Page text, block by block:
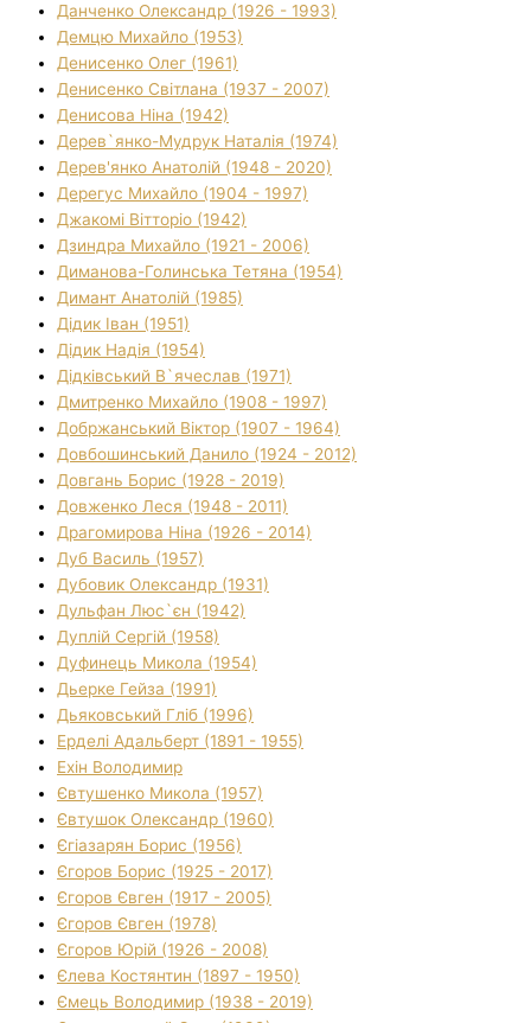
Данченко Олександр (1926 - 1993)
Демцю Михайло (1953)
Денисенко Олег (1961)
Денисенко Світлана (1937 - 2007)
Денисова Ніна (1942)
Дерев`янко-Мудрук Наталія (1974)
Дерев'янко Анатолій (1948 - 2020)
Дерегус Михайло (1904 - 1997)
Джакомі Вітторіо (1942)
Дзиндра Михайло (1921 - 2006)
Диманова-Голинська Тетяна (1954)
Димант Анатолій (1985)
Дідик Іван (1951)
Дідик Надія (1954)
Дідківський В`ячеслав (1971)
Дмитренко Михайло (1908 - 1997)
Добржанський Віктор (1907 - 1964)
Довбошинський Данило (1924 - 2012)
Довгань Борис (1928 - 2019)
Довженко Леся (1948 - 2011)
Драгомирова Ніна (1926 - 2014)
Дуб Василь (1957)
Дубовик Олександр (1931)
Дульфан Люс`єн (1942)
Дуплій Сергій (1958)
Дуфинець Микола (1954)
Дьерке Гейза (1991)
Дьяковський Гліб (1996)
Ерделі Адальберт (1891 - 1955)
Ехін Володимир
Євтушенко Микола (1957)
Євтушок Олександр (1960)
Єгіазарян Борис (1956)
Єгоров Борис (1925 - 2017)
Єгоров Євген (1917 - 2005)
Єгоров Євген (1978)
Єгоров Юрій (1926 - 2008)
Єлева Костянтин (1897 - 1950)
Ємець Володимир (1938 - 2019)